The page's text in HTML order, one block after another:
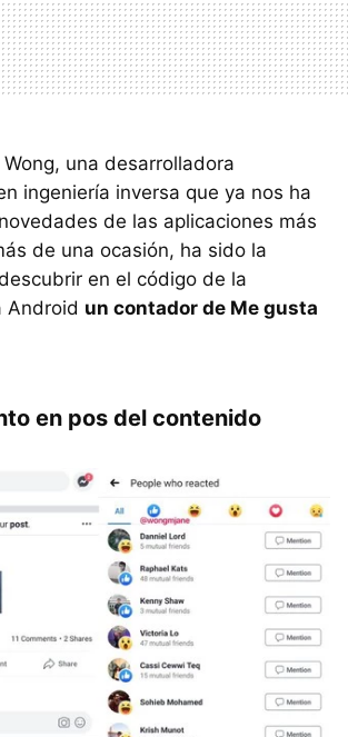
una desarrolladora
ingeniería inversa que ya nos ha
de las aplicaciones más
de una ocasión, ha sido la
en el código de la
Android un contador de Me gusta
en pos del contenido